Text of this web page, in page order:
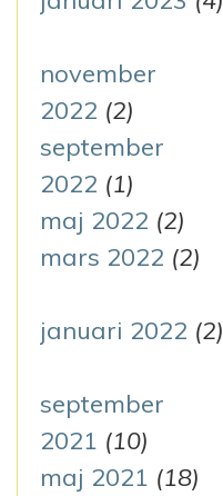
november
2022 (2)
september
2022 (1)
maj 2022 (2)
mars 2022 (2)
januari 2022 (2)
september
2021 (10)
maj 2021 (18)